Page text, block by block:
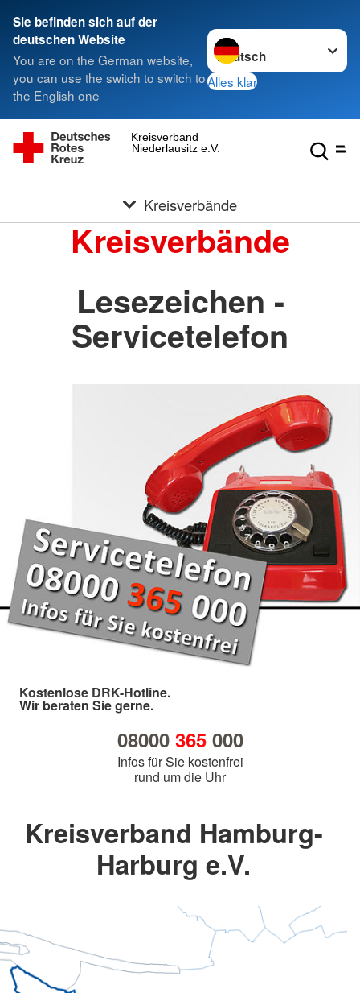
Sie befinden sich auf der
deutschen Website
You are on the German website,
you can use the switch to switch to
the English one
Sprache wechseln zu
Alles klar
Niederlausitz e.V.
Kreisverband
Kreisverbände
Kreisverbände
Lesezeichen -
Servicetelefon
Kostenlose DRK-Hotline.
Wir beraten Sie gerne.
08000 365000
Infos für Sie kostenfrei
rund um die Uhr
Kreisverband Hamburg-
Harburg e.V.